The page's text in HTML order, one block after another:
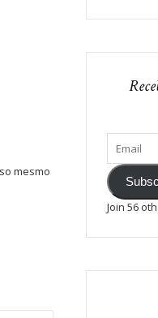
mesmo
Join 56